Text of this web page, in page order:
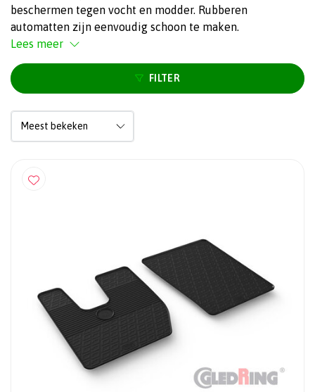
beschermen tegen vocht en modder. Rubberen
automatten zijn eenvoudig schoon te maken.
Lees meer
FILTER